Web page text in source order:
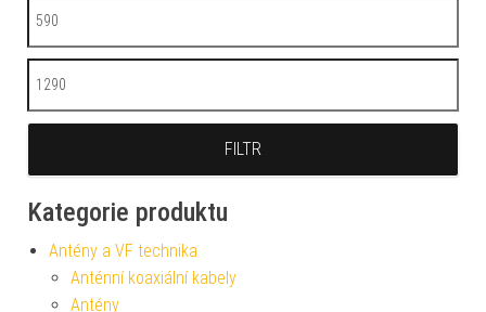
Minimální cena
Maximální cena
FILTR
Kategorie produktu
Antény a VF technika
Anténní koaxiální kabely
Antény